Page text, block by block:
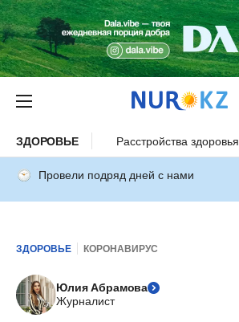
ЗДОРОВЬЕ Расстройства здоровья
Провели подряд дней с нами
ЗДОРОВЬЕ КОРОНАВИРУС
Юлия Абрамова
Журналист